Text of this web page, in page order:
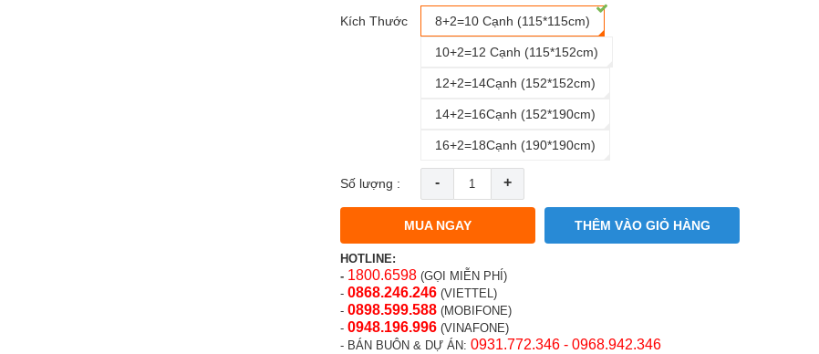
Kích Thước 8+2=10 Cạnh (115*115cm)
10+2=12 Cạnh (115*152cm)
12+2=14Cạnh (152*152cm)
14+2=16Cạnh (152*190cm)
16+2=18Cạnh (190*190cm)
Số lượng : - +
MUA NGAY THÊM VÀO GIỎ HÀNG
HOTLINE:
- 1800.6598 (GỌI MIỄN PHÍ)
- 0868.246.246 (VIETTEL)
- 0898.599.588 (MOBIFONE)
- 0948.196.996 (VINAFONE)
- BÁN BUÔN & DỰ ÁN: 0931.772.346 - 0968.942.346